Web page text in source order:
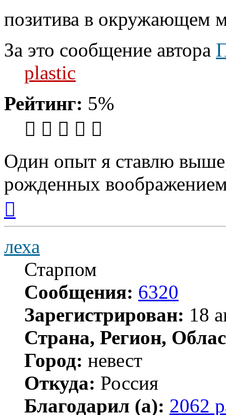
позитива в окружающем
За это сообщение автора
plastic
Рейтинг: 5%
Один опыт я ставлю
рожденных
началу
леха
Старпом
Сообщения: 6320
Зарегистрирован: 18
Страна, Регион,
Город: невест
Откуда: Россия
Благодарил (а): 2062